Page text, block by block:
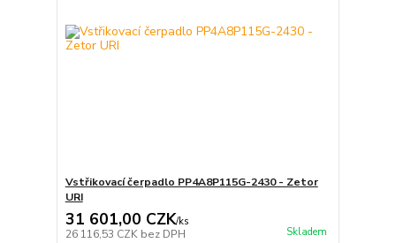
Vstřikovací čerpadlo PP4A8P115G-2430 - Zetor
URI
31 601,00 CZK/ks
26 116,53 CZK bez DPH Skladem